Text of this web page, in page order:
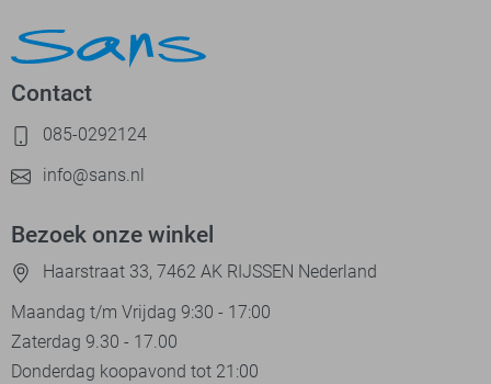
Contact
085-0292124
info@sans.nl
Bezoek onze winkel
Haarstraat 33, 7462 AK RIJSSEN Nederland
Maandag t/m Vrijdag 9:30 - 17:00
Zaterdag 9.30 - 17.00
Donderdag koopavond tot 21:00